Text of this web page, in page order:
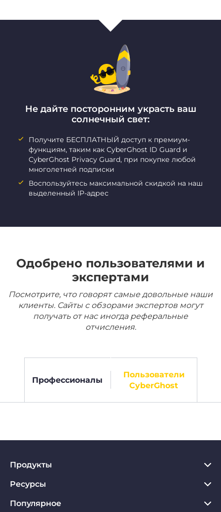
Не дайте посторонним украсть ваш
солнечный свет:
Получите БЕСПЛАТНЫЙ доступ к премиум-
функциям, таким как CyberGhost ID Guard и
CyberGhost Privacy Guard, при покупке любой
многолетней подписки
Воспользуйтесь максимальной скидкой на наш
выделенный IP-адрес
Одобрено пользователями и
экспертами
Посмотрите, что говорят самые довольные наши
клиенты. Сайты с обзорами экспертов могут
получать от нас иногда реферальные
отчисления.
Профессионалы
Пользователи
CyberGhost
Продукты
VPN для PC
VPN для Chrome
Ресурсы
Что такое VPN
Популярное